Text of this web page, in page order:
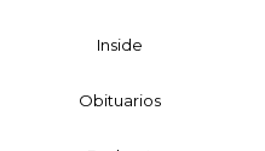
Inside
Obituarios